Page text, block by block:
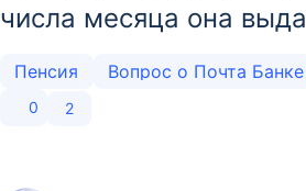
числа месяца она
Пенсия Вопрос о Почта Банке
0 2